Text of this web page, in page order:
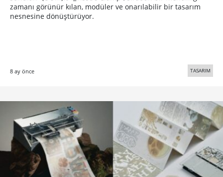
zamanı görünür kılan, modüler ve onarılabilir bir tasarım
nesnesine dönüştürüyor.
8 ay önce TASARIM